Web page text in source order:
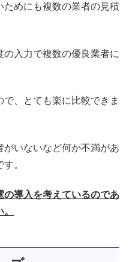
ためにも複数の業者の見積
入力で複数の優良業者に
、とても楽に比較できま
いないなど何か不満があ
。
導入を考えているのであ